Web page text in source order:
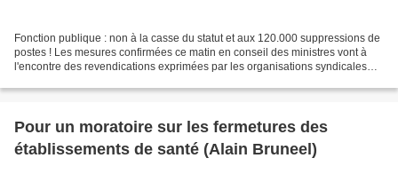
Fonction publique : non à la casse du statut et aux 120.000 suppressions de
postes ! Les mesures confirmées ce matin en conseil des ministres vont à
l'encontre des revendications exprimées par les organisations syndicales
Pour un moratoire sur les fermetures des
établissements de santé (Alain Bruneel)